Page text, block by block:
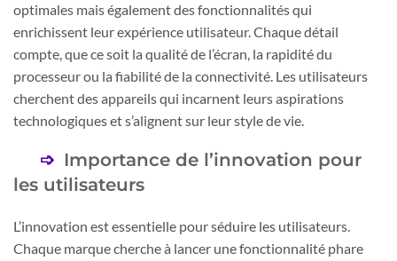
optimales mais également des fonctionnalités qui
enrichissent leur expérience utilisateur. Chaque détail
compte, que ce soit la qualité de l’écran, la rapidité du
processeur ou la fiabilité de la connectivité. Les utilisateurs
cherchent des appareils qui incarnent leurs aspirations
technologiques et s’alignent sur leur style de vie.
Importance de l’innovation pour
les utilisateurs
L’innovation est essentielle pour séduire les utilisateurs.
Chaque marque cherche à lancer une fonctionnalité phare